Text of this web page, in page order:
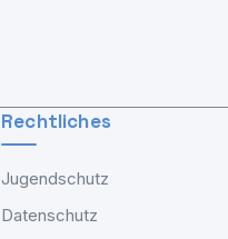
Rechtliches
Jugendschutz
Datenschutz